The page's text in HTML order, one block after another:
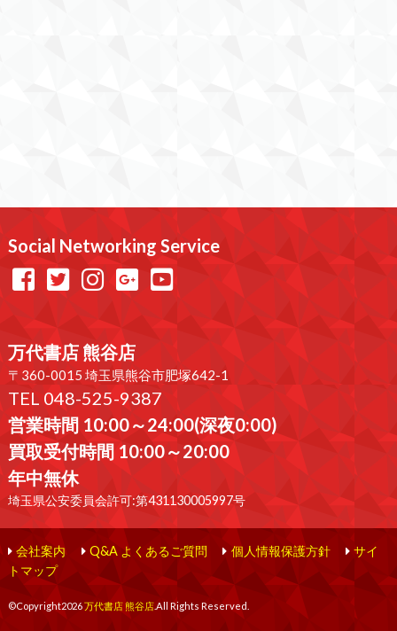
Social Networking Service
万代書店 熊谷店
〒360-0015 埼玉県熊谷市肥塚642-1
TEL 048-525-9387
営業時間 10:00～24:00(深夜0:00)
買取受付時間 10:00～20:00
年中無休
埼玉県公安委員会許可:第431130005997号
会社案内 Q&A よくあるご質問 個人情報保護方針
サイ
トマップ
©Copyright2026万代書店 熊谷店.All Rights Reserved.